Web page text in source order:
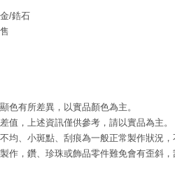
/鋯石
色有所差異，以實品顏色為主。
值，上述資訊僅供參考，請以實品為主。
均、小斑點、刮痕為一般正常製作狀況，
作，鑽、珍珠或飾品零件難免會有歪斜